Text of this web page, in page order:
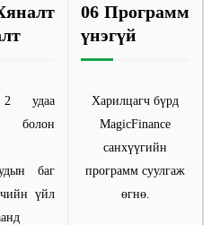
удаа
болон
баг
үйл
06 Программ
үнэгүй
Харилцагч бүрд
MagicFinance
санхүүгийн
программ суулгаж
өгнө.